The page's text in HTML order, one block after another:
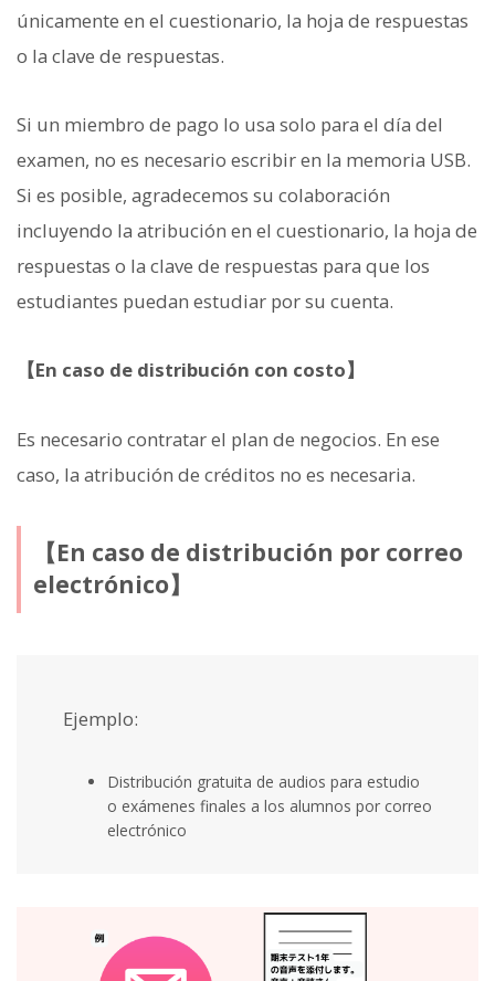
únicamente en el cuestionario, la hoja de respuestas
o la clave de respuestas.
Si un miembro de pago lo usa solo para el día del
examen, no es necesario escribir en la memoria USB.
Si es posible, agradecemos su colaboración
incluyendo la atribución en el cuestionario, la hoja de
respuestas o la clave de respuestas para que los
estudiantes puedan estudiar por su cuenta.
【En caso de distribución con costo】
Es necesario contratar el plan de negocios. En ese
caso, la atribución de créditos no es necesaria.
【En caso de distribución por correo
electrónico】
Ejemplo:
Distribución gratuita de audios para estudio
o exámenes finales a los alumnos por correo
electrónico